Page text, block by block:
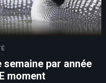
par année
moment